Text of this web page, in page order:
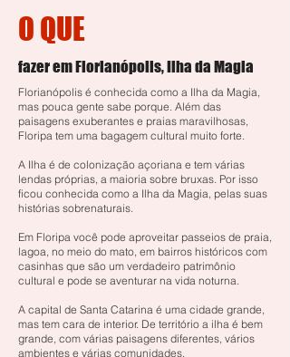
O QUE
fazer em Florianópolis, Ilha da Magia
Florianópolis é conhecida como a Ilha da Magia,
mas pouca gente sabe porque. Além das
paisagens exuberantes e praias maravilhosas,
Floripa tem uma bagagem cultural muito forte.
A Ilha é de colonização açoriana e tem várias
lendas próprias, a maioria sobre bruxas. Por isso
ficou conhecida como a Ilha da Magia, pelas suas
histórias sobrenaturais.
Em Floripa você pode aproveitar passeios de praia,
lagoa, no meio do mato, em bairros históricos com
casinhas que são um verdadeiro patrimônio
cultural e pode se aventurar na vida noturna.
A capital de Santa Catarina é uma cidade grande,
mas tem cara de interior. De território a ilha é bem
grande, com várias paisagens diferentes, vários
ambientes e várias comunidades.